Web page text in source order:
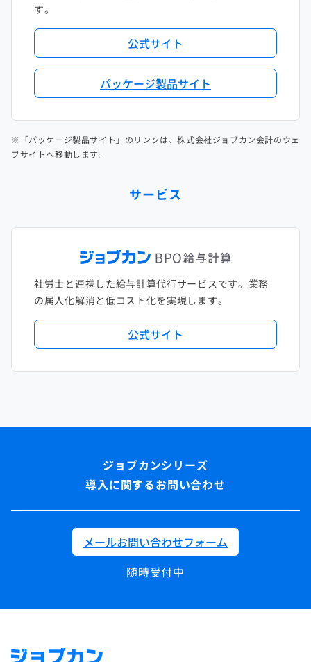
す。
公式サイト
パッケージ製品サイト
※「パッケージ製品サイト」のリンクは、株式会社ジョブカン会計のウェ
ブサイトへ移動します。
サービス
社労士と連携した給与計算代行サービスです。業務
の属人化解消と低コスト化を実現します。
公式サイト
導入に関するお問い合わせ
メールお問い合わせフォーム
随時受付中